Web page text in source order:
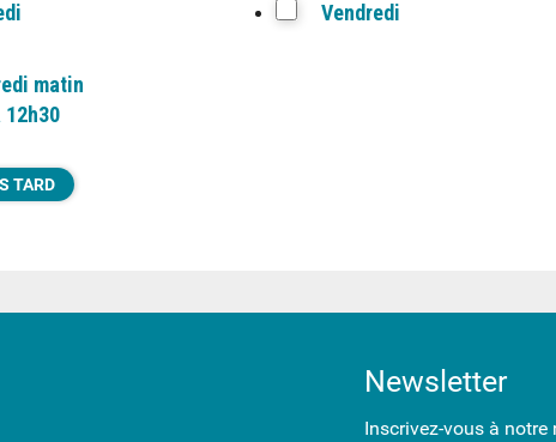
Vendredi
matin
12h30
TARD
Newsletter
Inscrivez-vous à notre